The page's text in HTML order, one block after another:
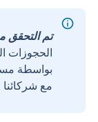
تم التحقق منه
الحجوزات
مع شركائنا